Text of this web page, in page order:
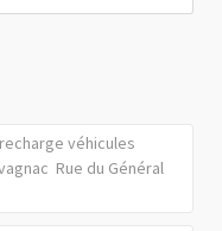
véhicules
 Rue du Général